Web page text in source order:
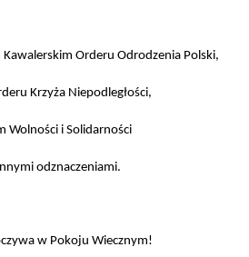
Orderu Odrodzenia Polski,
Krzyża Niepodległości,
Wolności i Solidarności
odznaczeniami.
w Pokoju Wiecznym!